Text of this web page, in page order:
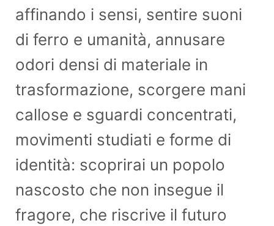
affinando i sensi, sentire suoni
di ferro e umanità, annusare
odori densi di materiale in
trasformazione, scorgere mani
callose e sguardi concentrati,
movimenti studiati e forme di
identità: scoprirai un popolo
nascosto che non insegue il
fragore, che riscrive il futuro